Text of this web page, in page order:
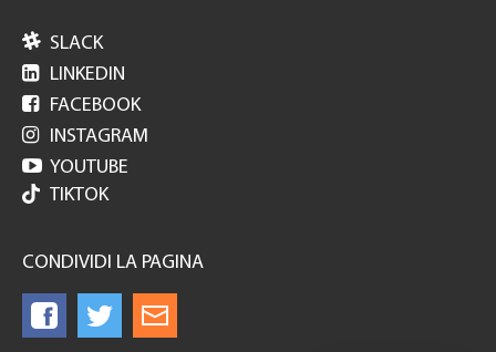
 SLACK
 LINKEDIN
 FACEBOOK
 INSTAGRAM
 YOUTUBE
TIKTOK
CONDIVIDI LA PAGINA